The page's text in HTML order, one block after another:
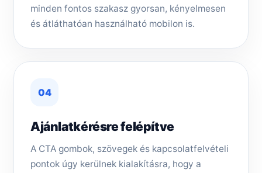
minden fontos szakasz gyorsan, kényelmesen
és átláthatóan használható mobilon is.
04
Ajánlatkérésre felépítve
A CTA gombok, szövegek és kapcsolatfelvételi
pontok úgy kerülnek kialakításra, hogy a